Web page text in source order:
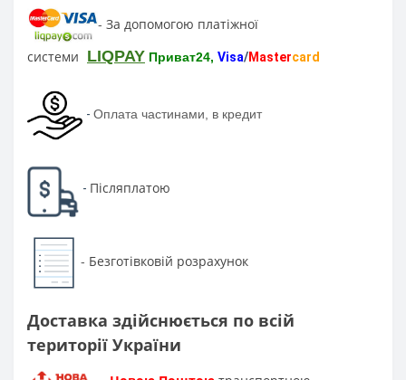
- За допомогою платіжної
системи LIQPAY Приват24, Visa/Mastercard
- Оплата частинами, в кредит
- Післяплатою
- Безготівковій розрахунок
Доставка здійснюється по всій
території України